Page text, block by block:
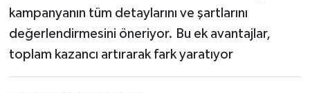
kampanyanın tüm detaylarını ve şartlarını
değerlendirmesini öneriyor. Bu ek avantajlar,
toplam kazancı artırarak fark yaratıyor